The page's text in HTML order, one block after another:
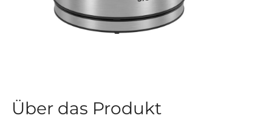
Über das Produkt